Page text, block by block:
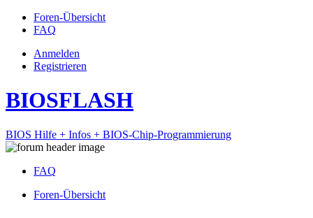
Foren-Übersicht
FAQ
Anmelden
Registrieren
BIOSFLASH
BIOS Hilfe + Infos + BIOS-Chip-Programmierung
FAQ
Foren-Übersicht